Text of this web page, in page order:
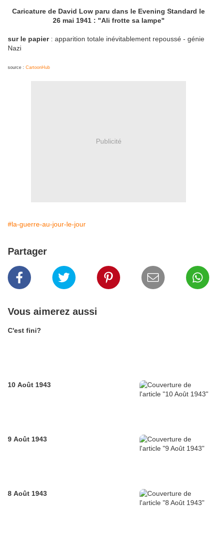
Caricature de David Low paru dans le Evening Standard le
26 mai 1941 : "Ali frotte sa lampe"
sur le papier: apparition totale inévitablement repoussé - génie
Nazi
source : CartoonHub
Publicité
#la-guerre-au-jour-le-jour
Partager
Vous aimerez aussi
C'est fini?
10 Août 1943
9 Août 1943
8 Août 1943